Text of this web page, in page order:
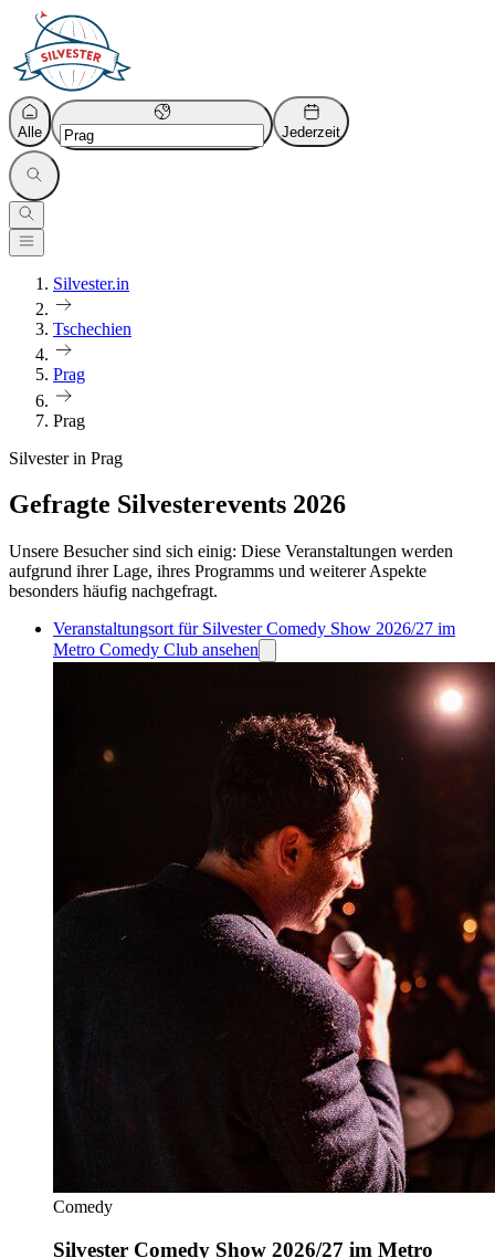
Alle Jederzeit
Silvester.in
Tschechien
Prag
Prag
Silvester in Prag
Gefragte Silvesterevents 2026
Unsere Besucher sind sich einig: Diese Veranstaltungen werden
aufgrund ihrer Lage, ihres Programms und weiterer Aspekte
besonders häufig nachgefragt.
Veranstaltungsort für Silvester Comedy Show 2026/27 im
Metro Comedy Club ansehen
Comedy
Silvester Comedy Show 2026/27 im Metro